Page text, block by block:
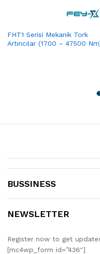
FHT1 Serisi Mekanik Tork
Artırıcılar (1700 – 47500
BUSSINESS
NEWSLETTER
Register now to get
[mc4wp_form id=”436″]